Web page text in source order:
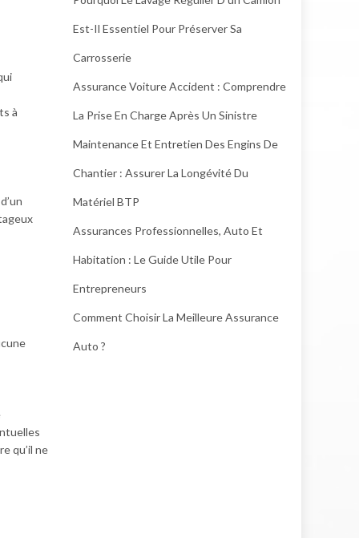
à
qu’il ne
Est-Il Essentiel Pour Préserver Sa
Carrosserie
Assurance Voiture Accident : Comprendre
La Prise En Charge Après Un Sinistre
Maintenance Et Entretien Des Engins De
Chantier : Assurer La Longévité Du
Matériel BTP
Assurances Professionnelles, Auto Et
Habitation : Le Guide Utile Pour
Entrepreneurs
Comment Choisir La Meilleure Assurance
Auto ?